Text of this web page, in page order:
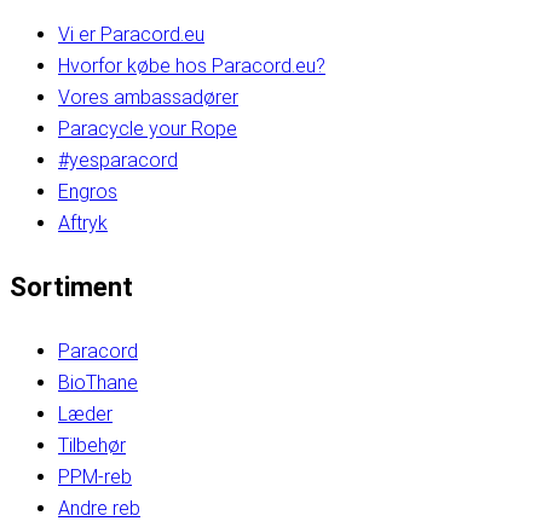
Vi er Paracord.eu
Hvorfor købe hos Paracord.eu?
Vores ambassadører
Paracycle your Rope
#yesparacord
Engros
Aftryk
Sortiment
Paracord
BioThane
Læder
Tilbehør
PPM-reb
Andre reb